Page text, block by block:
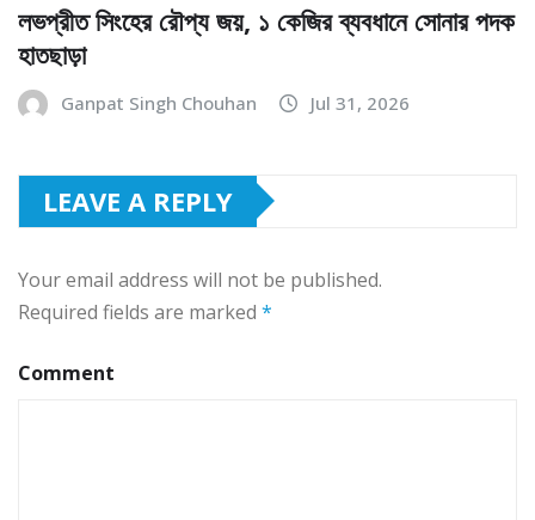
লভপ্রীত সিংহের রৌপ্য জয়, ১ কেজির ব্যবধানে সোনার পদক
হাতছাড়া
Ganpat Singh Chouhan Jul 31, 2026
LEAVE A REPLY
Your email address will not be published.
Required fields are marked *
Comment